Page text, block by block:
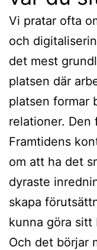
Vi pratar ofta
och
det mest
platsen där
platsen formar
relationer. Den
Framtidens
om att ha det
dyraste
skapa
kunna göra sitt
Och det börjar